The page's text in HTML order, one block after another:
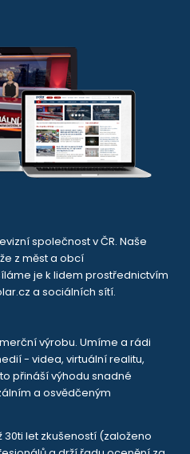
společnost v ČR. Naše
z měst a obcí
je k lidem prostřednictvím
a sociálních sítí.
výrobu. Umíme a rádi
- videa, virtuální realitu,
přináší výhodu snadné
a osvědčeným
30ti let zkušeností (založeno